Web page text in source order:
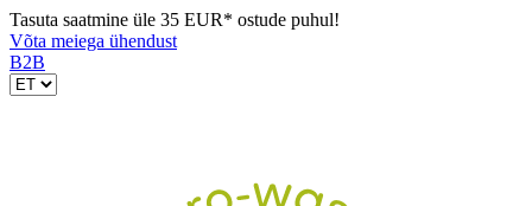
Tasuta saatmine üle 35 EUR* ostude puhul!
Võta meiega ühendust
B2B